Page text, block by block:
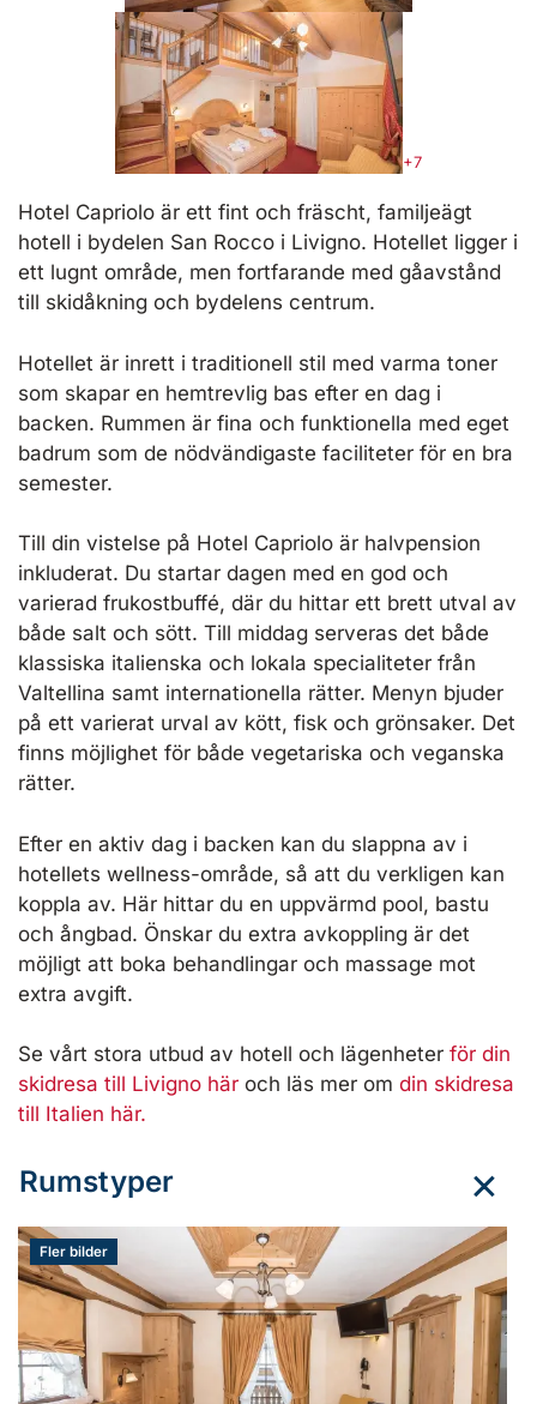
+7
Hotel Capriolo är ett fint och fräscht, familjeägt
hotell i bydelen San Rocco i Livigno. Hotellet ligger i
ett lugnt område, men fortfarande med gåavstånd
till skidåkning och bydelens centrum.
Hotellet är inrett i traditionell stil med varma toner
som skapar en hemtrevlig bas efter en dag i
backen. Rummen är fina och funktionella med eget
badrum som de nödvändigaste faciliteter för en bra
semester.
Till din vistelse på Hotel Capriolo är halvpension
inkluderat. Du startar dagen med en god och
varierad frukostbuffé, där du hittar ett brett utval av
både salt och sött. Till middag serveras det både
klassiska italienska och lokala specialiteter från
Valtellina samt internationella rätter. Menyn bjuder
på ett varierat urval av kött, fisk och grönsaker. Det
finns möjlighet för både vegetariska och veganska
rätter.
Efter en aktiv dag i backen kan du slappna av i
hotellets wellness-område, så att du verkligen kan
koppla av. Här hittar du en uppvärmd pool, bastu
och ångbad. Önskar du extra avkoppling är det
möjligt att boka behandlingar och massage mot
extra avgift.
Se vårt stora utbud av hotell och lägenheter för din
skidresa till Livigno här och läs mer om din skidresa
till Italien här.
Rumstyper
Fler bilder